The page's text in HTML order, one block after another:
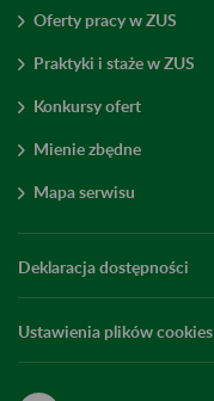
Oferty pracy w ZUS
Praktyki i staże w ZUS
Konkursy ofert
Mienie zbędne
Mapa serwisu
Deklaracja dostępności
Ustawienia plików cookies